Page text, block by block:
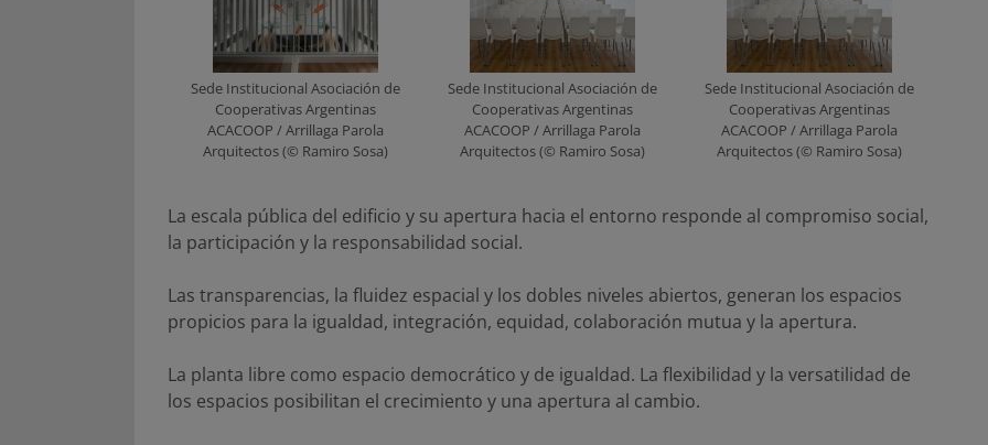
Sede Institucional Asociación de
Cooperativas Argentinas
ACACOOP / Arrillaga Parola
Arquitectos (© Ramiro Sosa)
Sede Institucional Asociación de
Cooperativas Argentinas
ACACOOP / Arrillaga Parola
Arquitectos (© Ramiro Sosa)
Sede Institucional Asociación de
Cooperativas Argentinas
ACACOOP / Arrillaga Parola
Arquitectos (© Ramiro Sosa)
La escala pública del edificio y su apertura hacia el entorno responde al compromiso social,
la participación y la responsabilidad social.
Las transparencias, la fluidez espacial y los dobles niveles abiertos, generan los espacios
propicios para la igualdad, integración, equidad, colaboración mutua y la apertura.
La planta libre como espacio democrático y de igualdad. La flexibilidad y la versatilidad de
los espacios posibilitan el crecimiento y una apertura al cambio.